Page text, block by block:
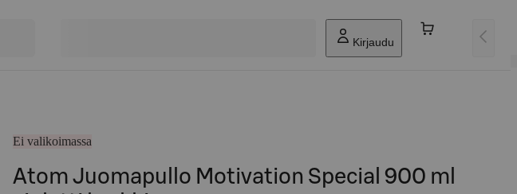
Kirjaudu
Ei valikoimassa
Atom Juomapullo Motivation Special 900 ml